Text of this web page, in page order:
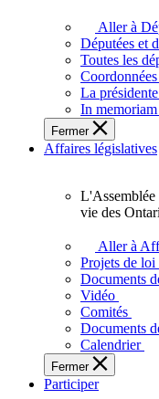
députés
vous
représentent
sein
de
l'Assemblée
législative
l'Ontario.
Aller à
Députées et
Toutes les
Coordonnées
La présidente
In memoriam
Fermer
Affaires législatives
L'Assemblée
adopte
touchent
des
Ontariennes
et
L'Assemblée
vie des
Aller à
Projets de loi
Documents
Vidéo
Comités
Documents
Calendrier
Fermer
Participer